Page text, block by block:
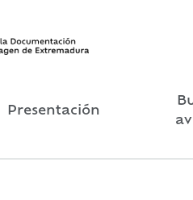
Presentación